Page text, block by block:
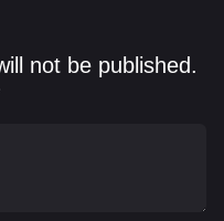
not be published.